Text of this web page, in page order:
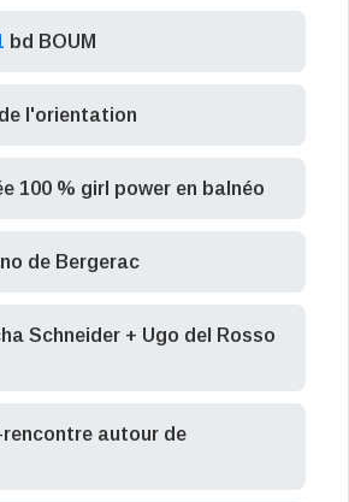
bd BOUM
l'orientation
100 % girl power en balnéo
de Bergerac
Schneider + Ugo del Rosso
rencontre autour de